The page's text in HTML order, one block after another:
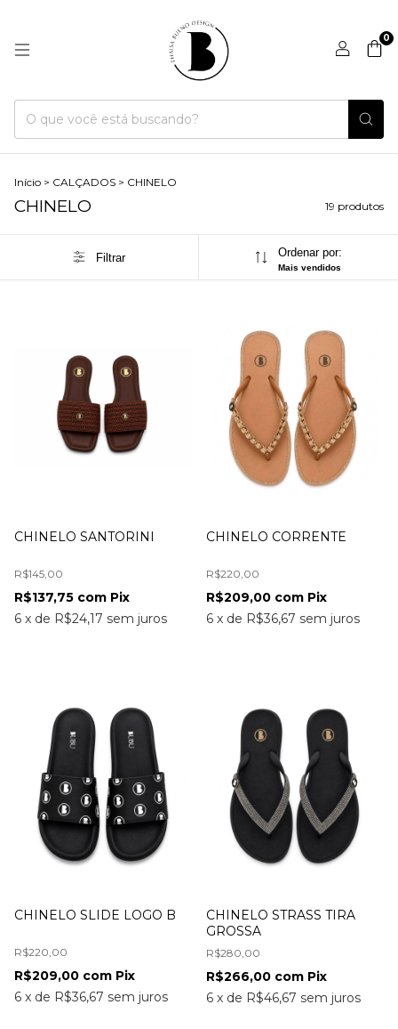
0
Início > CALÇADOS > CHINELO
CHINELO 19 produtos
Filtrar Ordenar por:
Mais vendidos
CHINELO SANTORINI
R$145,00
6 x de R$24,17 sem juros
R$137,75 com Pix
CHINELO CORRENTE
R$220,00
6 x de R$36,67 sem juros
R$209,00 com Pix
CHINELO SLIDE LOGO B
R$220,00
6 x de R$36,67 sem juros
R$209,00 com Pix
CHINELO STRASS TIRA
GROSSA
R$280,00
6 x de R$46,67 sem juros
R$266,00 com Pix